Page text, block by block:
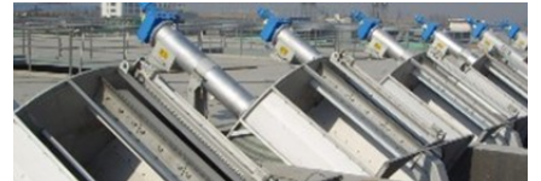
PyroDry produkter